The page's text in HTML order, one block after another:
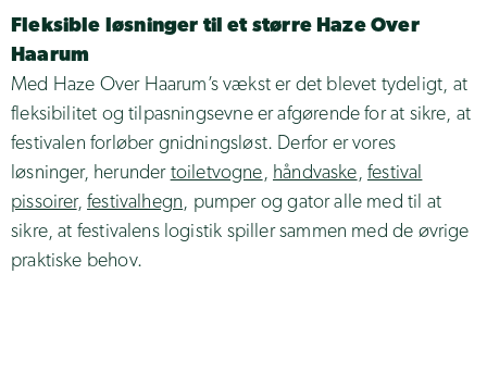
Fleksible løsninger til et større Haze Over
Haarum
Med Haze Over Haarum’s vækst er det blevet tydeligt, at
fleksibilitet og tilpasningsevne er afgørende for at sikre, at
festivalen forløber gnidningsløst. Derfor er vores
løsninger, herundertoiletvogne håndvaske festival
pissoirer, festivalhegn , pumper og gator alle med til at
sikre, at festivalens logistik spiller sammen med de øvrige
praktiske behov.